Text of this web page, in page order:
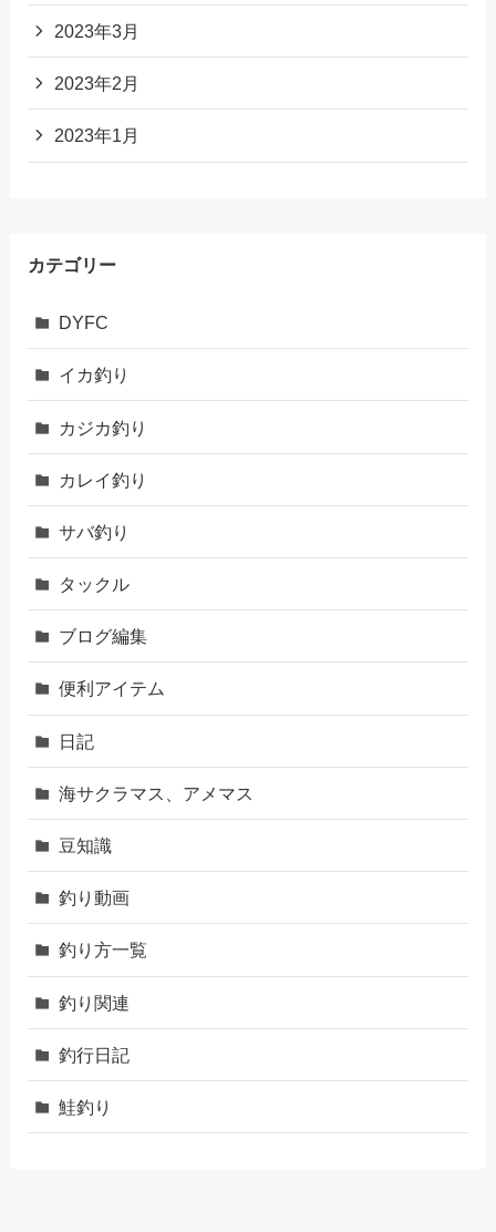
2023年3月
2023年2月
2023年1月
カテゴリー
DYFC
イカ釣り
カジカ釣り
カレイ釣り
サバ釣り
タックル
ブログ編集
便利アイテム
日記
海サクラマス、アメマス
豆知識
釣り動画
釣り方一覧
釣り関連
釣行日記
鮭釣り